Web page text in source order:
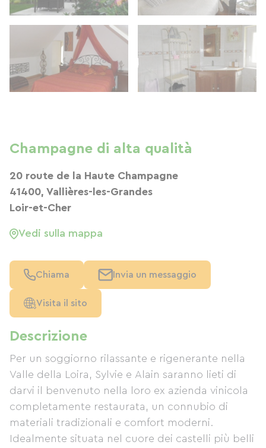
Descrizione
Per un soggiorno rilassante e rigenerante nella
Valle della Loira, Sylvie e Alain saranno lieti di
darvi il benvenuto nella loro ex azienda vinicola
completamente restaurata, un connubio di
materiali tradizionali e comfort moderni.
Idealmente situata nel cuore dei castelli più belli
Champagne di alta qualità
20 route de la Haute Champagne
41400, Vallières-les-Grandes
Loir-et-Cher
Vedi sulla mappa
Chiama Invia un messaggio
Visita il sito